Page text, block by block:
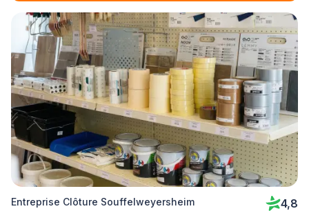
Entreprise Clôture Souffelweyersheim 4,8